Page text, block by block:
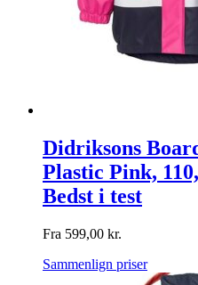
Didriksons
Plastic Pink,
Bedst i test
Fra 599,00 kr.
Sammenlign priser